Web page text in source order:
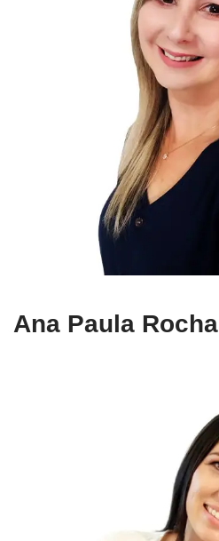
Ana Paula Rocha